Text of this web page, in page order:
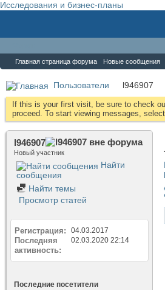
Исследования и бизнес-планы
Главная страница форума Новые сообщения
Пользователи l946907
If this is your first visit, be sure to check
proceed. To start viewing messages,
l946907
Новый участник
Найти
сообщения
Найти темы
Просмотр статей
Регистрация 04.03.2017
Последняя
активность
02.03.2020 22:14
Последние посетители